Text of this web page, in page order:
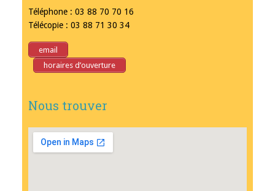
Téléphone : 03 88 70 70 16
Télécopie : 03 88 71 30 34
email
horaires d’ouverture
Nous trouver